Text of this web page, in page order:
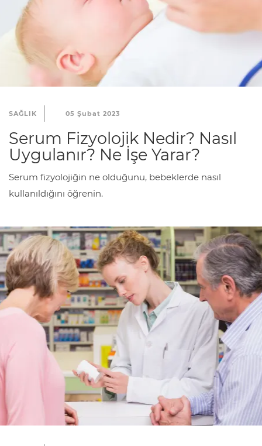
SAĞLIK 05 Şubat 2023
Serum Fizyolojik Nedir? Nasıl
Uygulanır? Ne İşe Yarar?
Serum fizyolojiğin ne olduğunu, bebeklerde nasıl
kullanıldığını öğrenin.